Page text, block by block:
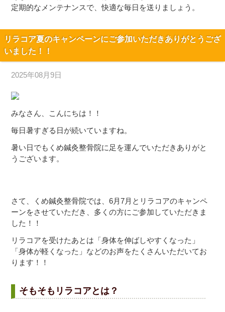
定期的なメンテナンスで、快適な毎日を送りましょう。
リラコア夏のキャンペーンにご参加いただきありがとうござ
いました！！
2025年08月9日
みなさん、こんにちは！！
毎日暑すぎる日が続いていますね。
暑い日でもくめ鍼灸整骨院に足を運んでいただきありがと
うございます。
さて、くめ鍼灸整骨院では、6月7月とリラコアのキャンペ
ーンをさせていただき、多くの方にご参加していただきま
した！！
リラコアを受けたあとは「身体を伸ばしやすくなった」
「身体が軽くなった」などのお声をたくさんいただいてお
ります！！
そもそもリラコアとは？